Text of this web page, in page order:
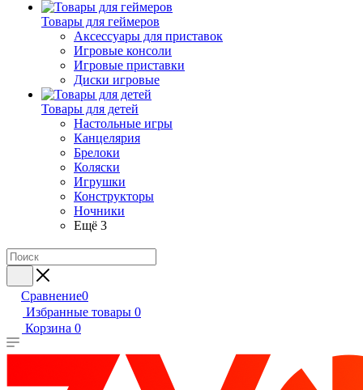
Товары для геймеров
Аксессуары для приставок
Игровые консоли
Игровые приставки
Диски игровые
Товары для детей
Настольные игры
Канцелярия
Брелоки
Коляски
Игрушки
Конструкторы
Ночники
Ещё 3
Сравнение0
Избранные товары 0
Корзина 0